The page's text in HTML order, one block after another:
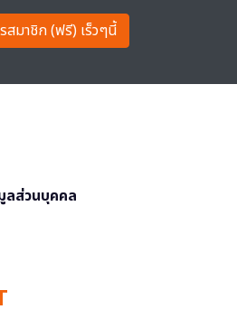
สมาชิก (ฟรี) เร็วๆนี้
ลส่วนบุคคล